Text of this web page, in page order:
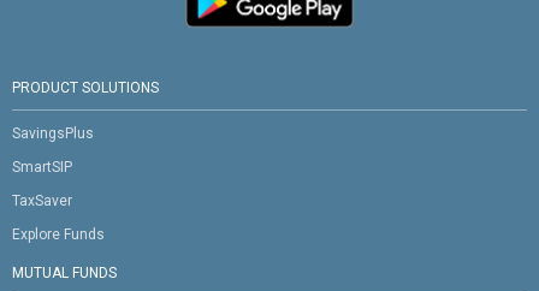
PRODUCT SOLUTIONS
SavingsPlus
SmartSIP
TaxSaver
Explore Funds
MUTUAL FUNDS